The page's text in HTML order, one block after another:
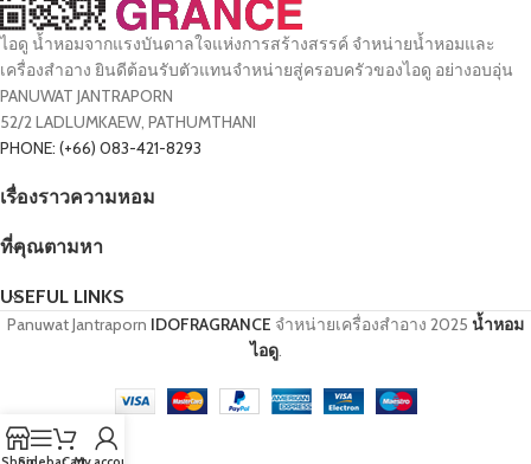
ไอดู น้ำหอมจากแรงบันดาลใจแห่งการสร้างสรรค์ จำหน่ายน้ำหอมและ
เครื่องสำอาง ยินดีต้อนรับตัวแทนจำหน่ายสู่ครอบครัวของไอดู อย่างอบอุ่น
PANUWAT JANTRAPORN
52/2 LADLUMKAEW, PATHUMTHANI
PHONE: (+66) 083-421-8293
เรื่องราวความหอม
ที่คุณตามหา
USEFUL LINKS
Panuwat Jantraporn IDOFRAGRANCE จำหน่ายเครื่องสำอาง 2025 น้ำหอม
ไอดู.